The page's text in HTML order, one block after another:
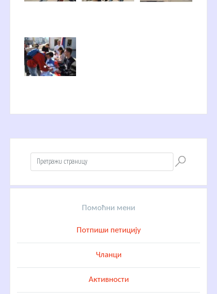
Помоћни мени
Потпиши петицију
Чланци
Активности